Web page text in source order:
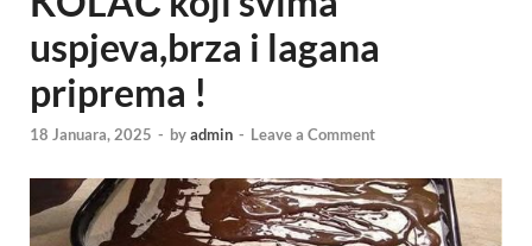
uspjeva,brza i lagana
priprema !
18 Januara, 2025 - byadmin - Leave a Comment